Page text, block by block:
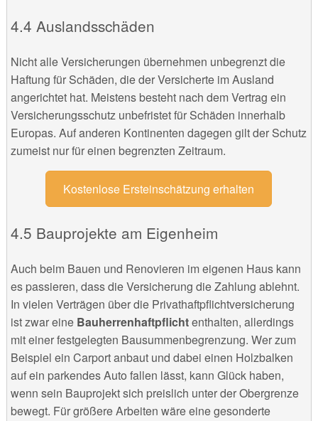
Auslandsschäden
Nicht alle Versicherungen übernehmen unbegrenzt die
Haftung für Schäden, die der Versicherte im Ausland
angerichtet hat. Meistens besteht nach dem Vertrag ein
Versicherungsschutz unbefristet für Schäden innerhalb
Europas. Auf anderen Kontinenten dagegen gilt der Schutz
zumeist nur für einen begrenzten Zeitraum.
Kostenlose Ersteinschätzung erhalten
Bauprojekte am Eigenheim
Auch beim Bauen und Renovieren im eigenen Haus kann
es passieren, dass die Versicherung die Zahlung ablehnt.
In vielen Verträgen über die Privathaftpflichtversicherung
ist zwar eine Bauherrenhaftpflichtenthalten, allerdings
mit einer festgelegten Bausummenbegrenzung. Wer zum
Beispiel ein Carport anbaut und dabei einen Holzbalken
auf ein parkendes Auto fallen lässt, kann Glück haben,
wenn sein Bauprojekt sich preislich unter der Obergrenze
bewegt. Für größere Arbeiten wäre eine gesonderte